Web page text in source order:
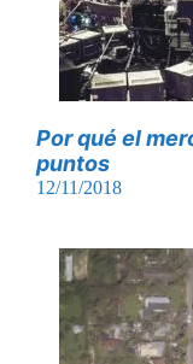
Por qué el
puntos
12/11/2018